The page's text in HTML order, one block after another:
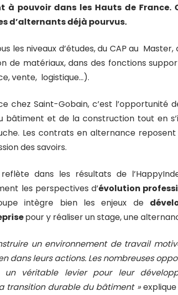
à pouvoir dans les Hauts de France.
d’alternants déjà pourvus.
les niveaux d’études, du CAP au
de matériaux, dans des fonctions
vente, logistique…).
chez Saint-Gobain, c’est l’opportunité
bâtiment et de la construction tout en
Les contrats en alternance reposent
des savoirs.
dans les résultats de
les perspectives d’évolution
intègre bien les enjeux de
pour y réaliser un stage, une
un environnement de travail
dans leurs actions. Les nombreuses
un véritable levier pour leur
transition durable du bâtiment »explique